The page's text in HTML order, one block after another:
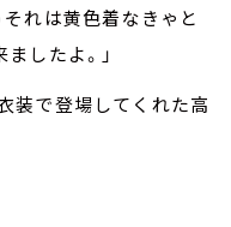
それは黄色着なきゃと
したよ。」
装で登場してくれた高